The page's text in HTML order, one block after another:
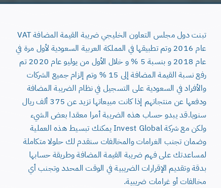
تبنت دول مجلس التعاون الخليجي ضريبة القيمة المضافة VAT
عام 2016 وتم تطبيقها في المملكة العربية السعودية لأول مرة في
عام 2018 و بنسبة 5 % و خلال الأول من يوليو عام 2020 تم
رفع نسبة القيمة المضافة إلى 15 % وتم إلزام جميع الشركات
والأفراد في السعودية على التسجيل في نظام الضريبة المضافة
ودفعها عن منتجاتهم إذا كانت مبيعاتها تزيد عن 375 ألف ريال
سنويا.قد يبدو حساب هذه الضريبة أمرا معقدا بعض الشيء
ولكن مع شركة Invest Global يمكنك تبسيط هذه العملية
وضمان تجنب الغرامات والمخالفات سنقدم لك حلولا متكاملة
لمساعدتك على فهم ضريبة القيمة المضافة وطريقة حسابها
بدقة وتقديم الإقرارات الضريبية في الوقت المحدد وتجنب أي
مخالفات أو غرامات ضريبية.